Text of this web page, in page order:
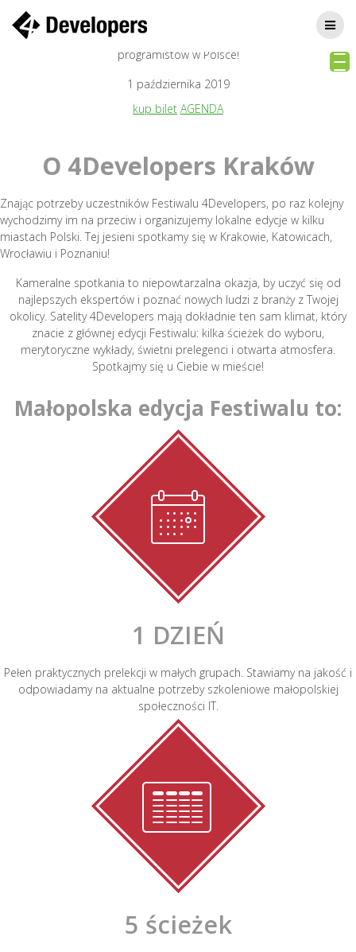
Małopolska edycja największego festiwalu technologicznego dla
programistów w Polsce!
1 października 2019
kup bilet AGENDA
O 4Developers Kraków
Znając potrzeby uczestników Festiwalu 4Developers, po raz kolejny
wychodzimy im na przeciw i organizujemy lokalne edycje w kilku
miastach Polski. Tej jesieni spotkamy się w Krakowie, Katowicach,
Wrocławiu i Poznaniu!
Kameralne spotkania to niepowtarzalna okazja, by uczyć się od
najlepszych ekspertów i poznać nowych ludzi z branży z Twojej
okolicy. Satelity 4Developers mają dokładnie ten sam klimat, który
znacie z głównej edycji Festiwalu: kilka ścieżek do wyboru,
merytoryczne wykłady, świetni prelegenci i otwarta atmosfera.
Spotkajmy się u Ciebie w mieście!
Małopolska edycja Festiwalu to:
1 DZIEŃ
Pełen praktycznych prelekcji w małych grupach. Stawiamy na jakość i
odpowiadamy na aktualne potrzeby szkoleniowe małopolskiej
społeczności IT.
5 ścieżek